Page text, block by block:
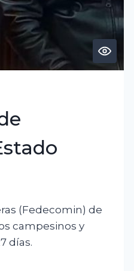
(Fedecomin) de
campesinos y
días.